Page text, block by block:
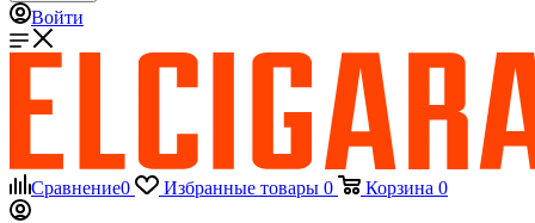
Войти
Сравнение0 Избранные товары 0 Корзина 0